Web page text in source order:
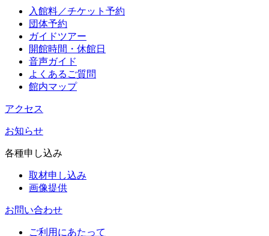
入館料／チケット予約
団体予約
ガイドツアー
開館時間・休館日
音声ガイド
よくあるご質問
館内マップ
アクセス
お知らせ
各種申し込み
取材申し込み
画像提供
お問い合わせ
ご利用にあたって